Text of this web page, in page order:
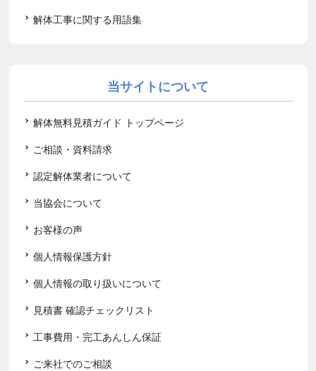
解体工事に関する用語集
当サイトについて
解体無料見積ガイド トップページ
ご相談・資料請求
認定解体業者について
当協会について
お客様の声
個人情報保護方針
個人情報の取り扱いについて
見積書 確認チェックリスト
工事費用・完工あんしん保証
ご来社でのご相談